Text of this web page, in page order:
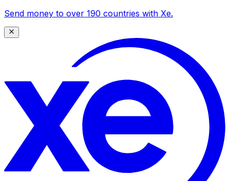
Send money to over 190 countries with Xe.